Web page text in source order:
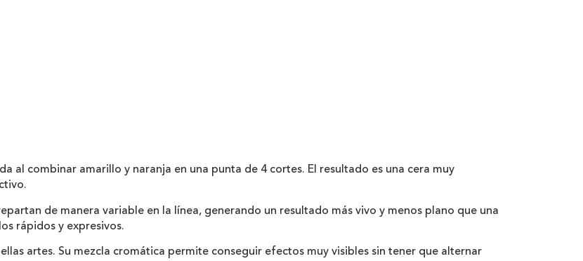
al combinar amarillo y naranja en una punta de 4 cortes. El resultado es una cera muy
de manera variable en la línea, generando un resultado más vivo y menos plano que una
rápidos y expresivos.
artes. Su mezcla cromática permite conseguir efectos muy visibles sin tener que alternar